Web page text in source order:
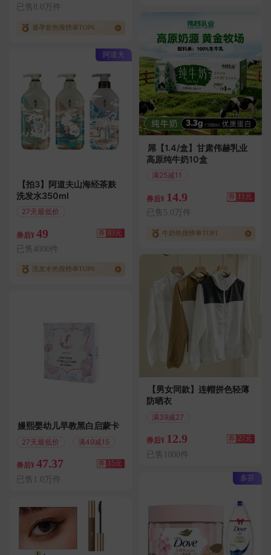
已售8.0万件
避孕套热搜榜单TOP6
阿道夫
【拍3】阿道夫山海经茶麸
洗发水350ml
27天最低价
券后¥ 49 券 83元
已售4000件
洗发水热搜榜单TOP6
嫚熙婴幼儿早教黑白启蒙卡
27天最低价 满49减15
券后¥ 47.37 券 15元
已售1.0万件
屌【1.4/盒】甘肃伟赫乳业
高原纯牛奶10盒
满25减11
券后¥ 14.9 券 11元
已售5.0万件
牛奶热搜榜单TOP1
【男女同款】连帽拼色轻薄
防晒衣
满39减27
券后¥ 12.9 券 27元
已售1000件
多芬